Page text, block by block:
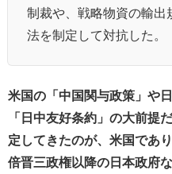
制裁や、戦略物資の輸
法を制定して対抗した。
米国の「中国関与政策」や
「日中友好条約」の大前提
定してきたのが、米国であ
倍晋三政権以降の日本政府